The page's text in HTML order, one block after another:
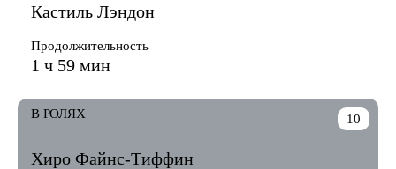
Кастиль Лэндон
Продолжительность
1 ч 59 мин
10
В РОЛЯХ
Хиро Файнс-Тиффин